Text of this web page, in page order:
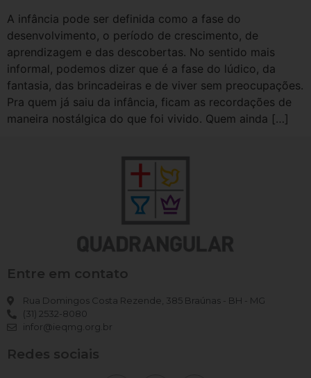
A infância pode ser definida como a fase do
desenvolvimento, o período de crescimento, de
aprendizagem e das descobertas. No sentido mais
informal, podemos dizer que é a fase do lúdico, da
fantasia, das brincadeiras e de viver sem preocupações.
Pra quem já saiu da infância, ficam as recordações de
maneira nostálgica do que foi vivido. Quem ainda […]
Entre em contato
Rua Domingos Costa Rezende, 385 Braúnas - BH - MG
(31) 2532-8080
infor@ieqmg.org.br
Redes sociais